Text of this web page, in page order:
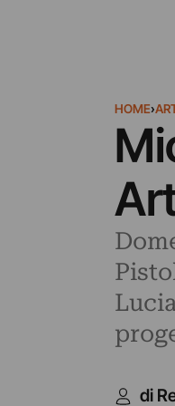
HOME›
di